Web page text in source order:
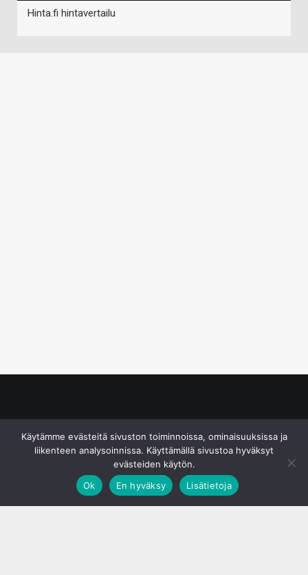
Hinta.fi hintavertailu
Käytämme evästeitä sivuston toiminnoissa, ominaisuuksissa ja
liikenteen analysoinnissa. Käyttämällä sivustoa hyväksyt
evästeiden käytön.
Ok
En hyväksy Lisätietoja